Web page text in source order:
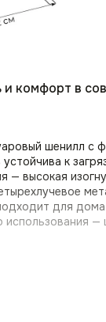
и комфорт в
шенилл с
к
— высокая
для
—
кабинетов,